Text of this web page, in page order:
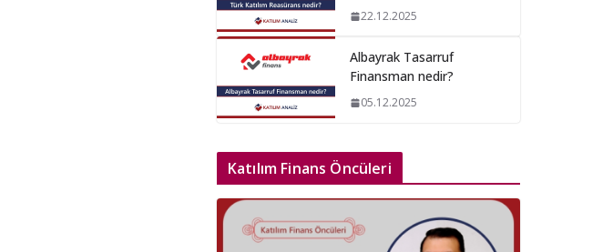
22.12.2025
Albayrak Tasarruf
Finansman nedir?
05.12.2025
Katılım Finans Öncüleri